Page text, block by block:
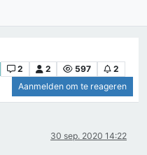
2 2 597
2
Aanmelden om te reageren
30 sep. 2020 14:22